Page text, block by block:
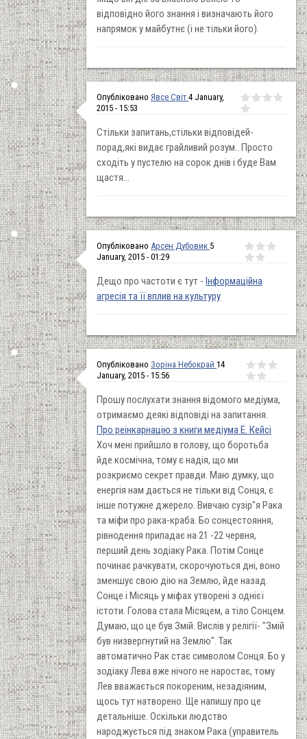
відповідно його знання і визначають його
напрямок у майбутнє (і не тільки його).
Опубліковано Явсе Світ 4 January,
2015 - 15:53
Стільки запитань,стільки відповідей-
порад,які видає грайливий розум.. Просто
сходіть у пустелю на сорок днів і буде Вам
щастя...
Опубліковано Арсен Дубовик 5
January, 2015 - 01:29
Дещо про частоти є тут - Інформаційна
агресія та її вплив на культуру
Опубліковано Зоріна Небокрай 14
January, 2015 - 15:56
Прошу послухати знання відомого медіума,
отримаємо деякі відповіді на запитання.
Про реінкарнацію з книги медіума Е. Кейсі
Хоч мені прийшло в голову, що боротьба
йде космічна, тому є надія, що ми
розкриємо секрет правди. Маю думку, що
енергія нам дається не тільки від Сонця, є
інше потужне джерело. Вивчаю сузір"я Рака
та міфи про рака-краба. Бо сонцестояння,
рівнодення припадає на 21 -22 червня,
перший день зодіаку Рака. Потім Сонце
починає рачкувати, скорочуються дні, воно
зменшує свою дію на Землю, йде назад.
Сонце і Місяць у міфах утворені з однієї
істоти. Голова стала Місяцем, а тіло Сонцем.
Думаю, що це був Змій. Вислів у релігії- "Змій
був низвергнутий на Землю". Так
автоматично Рак стає символом Сонця. Бо у
зодіаку Лева вже нічого не наростає, тому
Лев вважається покореним, незадіяним,
щось тут натворено. Ще напишу про це
детальніше. Оскільки людство
народжується під знаком Рака (управитель